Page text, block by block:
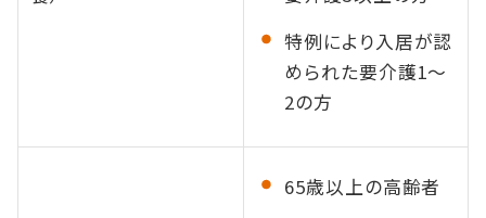
特例により入居が認
められた要介護1～
2の方
65歳以上の高齢者